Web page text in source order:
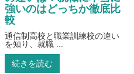
強いのはどっちか徹底比
較
通信制高校と職業訓練校の違い
を知り、就職 ...
続きを読む